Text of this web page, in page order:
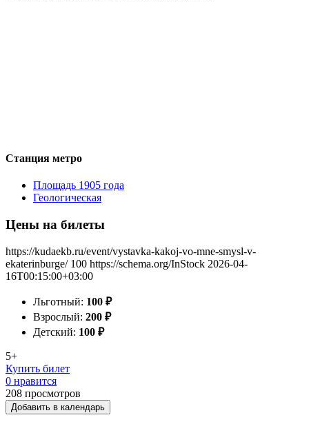
Станция метро
Площадь 1905 года
Геологическая
Цены на билеты
https://kudaekb.ru/event/vystavka-kakoj-vo-mne-smysl-v-
ekaterinburge/ 100 https://schema.org/InStock 2026-04-
16T00:15:00+03:00
Льготный: 100 ₽
Взрослый: 200 ₽
Детский: 100 ₽
5+
Купить билет
0 нравится
208 просмотров
Добавить в календарь